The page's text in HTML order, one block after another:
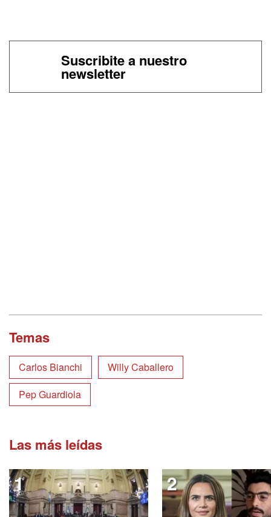
Suscribite a nuestro
newsletter
Temas
Carlos Bianchi
Willy Caballero
Pep Guardiola
Las más leídas